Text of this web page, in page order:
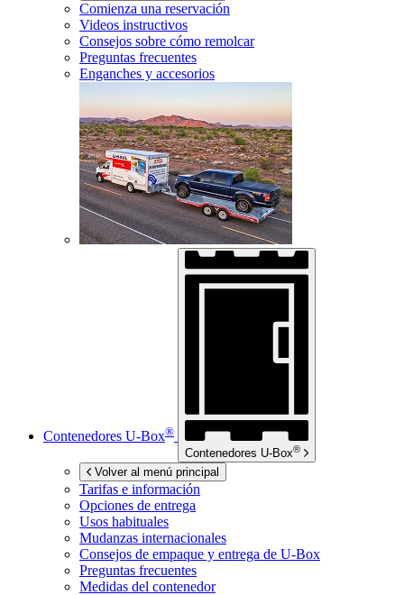
Comienza una reservación
Videos instructivos
Consejos sobre cómo remolcar
Preguntas frecuentes
Enganches y accesorios
Contenedores U-Box®
Contenedores U-Box®
Volver al menú principal
Tarifas e información
Opciones de entrega
Usos habituales
Mudanzas internacionales
Consejos de empaque y entrega de U-Box
Preguntas frecuentes
Medidas del contenedor